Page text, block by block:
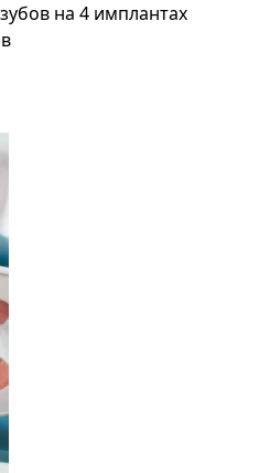
на 4 имплантах